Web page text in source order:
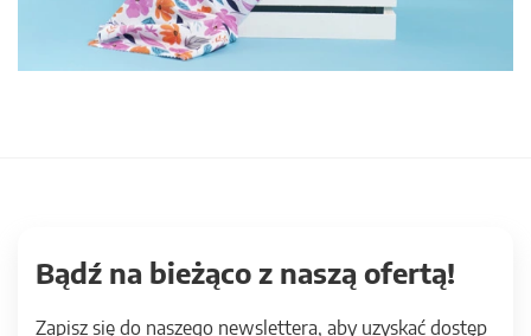
Bądź na bieżąco z naszą ofertą!
Zapisz się do naszego newslettera, aby uzyskać dostęp